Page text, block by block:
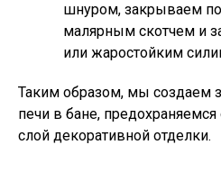
шнуром, закрываем
малярным скотчем и
или жаростойким
Таким образом, мы создаем
печи в бане,
слой декоративной отделки.